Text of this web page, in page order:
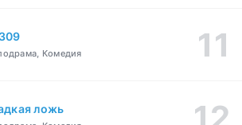
Комедия
ложь